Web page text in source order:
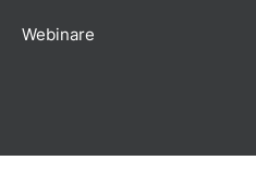
Webinare